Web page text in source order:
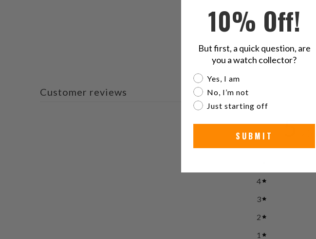
Customer reviews
5
4
3
2
1
10% Off!
But first, a quick question, are
you a watch collector?
Are you a watch collector?
Yes, I am
No, I’m not
Just starting off
SUBMIT